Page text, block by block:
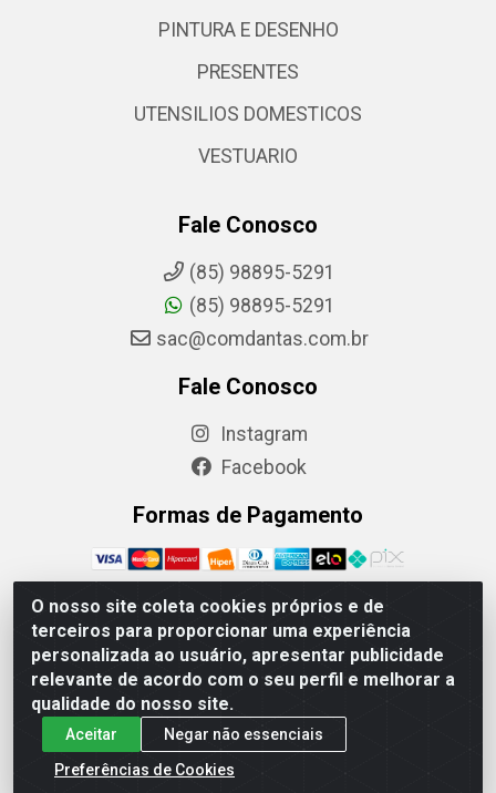
O nosso site coleta cookies próprios e de
terceiros para proporcionar uma experiência
personalizada ao usuário, apresentar publicidade
relevante de acordo com o seu perfil e melhorar a
qualidade do nosso site.
Aceitar
Negar não essenciais
Preferências de Cookies
PINTURA E DESENHO
PRESENTES
UTENSILIOS DOMESTICOS
VESTUARIO
Fale Conosco
(85) 98895-5291
(85) 98895-5291
sac@comdantas.com.br
Fale Conosco
Instagram
Facebook
Formas de Pagamento
Rafael & Dantas LTDA - Rua Floriano Peixoto, 137-
Centro, CEP: 60025-130 | CNPJ: 02.884.314/0001-20